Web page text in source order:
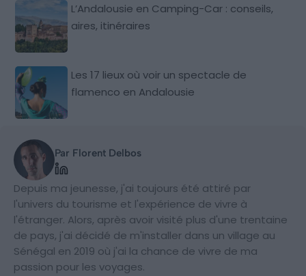
L’Andalousie en Camping-Car : conseils,
aires, itinéraires
Les 17 lieux où voir un spectacle de
flamenco en Andalousie
Par Florent Delbos
Depuis ma jeunesse, j'ai toujours été attiré par
l'univers du tourisme et l'expérience de vivre à
l'étranger. Alors, après avoir visité plus d'une trentaine
de pays, j'ai décidé de m'installer dans un village au
Sénégal en 2019 où j'ai la chance de vivre de ma
passion pour les voyages.